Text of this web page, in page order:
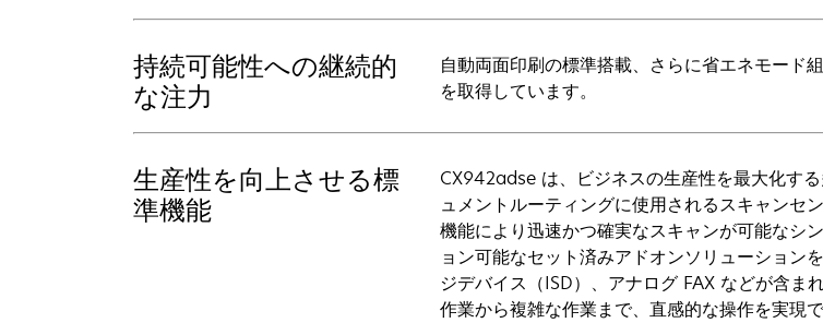
持続可能性への継続的
な注力
自動両面印刷の標準搭載、さらに省エネモード
を取得しています。
生産性を向上させる標
準機能
CX942adse は、ビジネスの生産性を最大化す
ュメントルーティングに使用されるスキャンセ
機能により迅速かつ確実なスキャンが可能なシ
ョン可能なセット済みアドオンソリューション
ジデバイス（ISD）、アナログ FAX などが含ま
作業から複雑な作業まで、直感的な操作を実現で